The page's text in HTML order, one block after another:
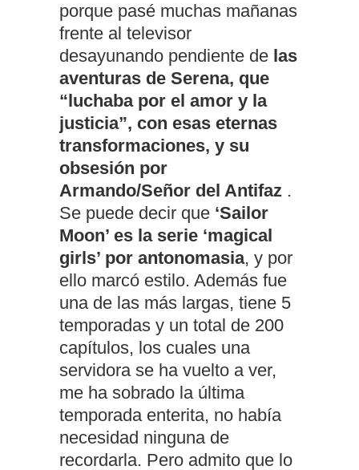
porque pasé muchas mañanas
frente al televisor
desayunando pendiente de las
aventuras de Serena, que
“luchaba por el amor y la
justicia”, con esas eternas
transformaciones, y su
obsesión por
Armando/Señor del Antifaz .
Se puede decir que ‘Sailor
Moon’ es la serie ‘magical
girls’ por antonomasia, y por
ello marcó estilo. Además fue
una de las más largas, tiene 5
temporadas y un total de 200
capítulos, los cuales una
servidora se ha vuelto a ver,
me ha sobrado la última
temporada enterita, no había
necesidad ninguna de
recordarla. Pero admito que lo